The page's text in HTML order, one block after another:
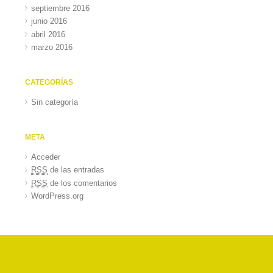
septiembre 2016
junio 2016
abril 2016
marzo 2016
CATEGORÍAS
Sin categoría
META
Acceder
RSS de las entradas
RSS de los comentarios
WordPress.org